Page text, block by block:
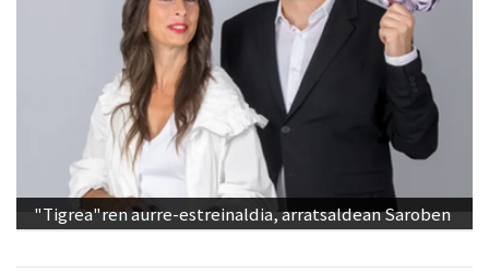
"Tigrea"ren aurre-estreinaldia, arratsaldean Saroben